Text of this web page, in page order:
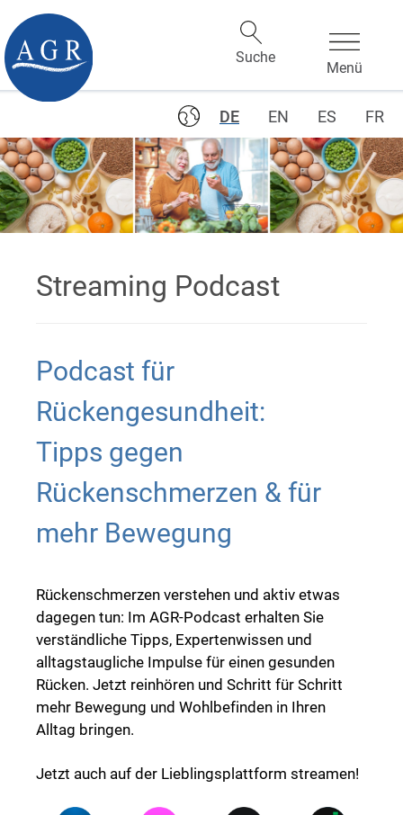
DE EN ES FR
Streaming Podcast
Podcast für
Rückengesundheit:
Tipps gegen
Rückenschmerzen & für
mehr Bewegung
Rückenschmerzen verstehen und aktiv etwas
dagegen tun: Im AGR-Podcast erhalten Sie
verständliche Tipps, Expertenwissen und
alltagstaugliche Impulse für einen gesunden
Rücken. Jetzt reinhören und Schritt für Schritt
mehr Bewegung und Wohlbefinden in Ihren
Alltag bringen.
Jetzt auch auf der Lieblingsplattform streamen!